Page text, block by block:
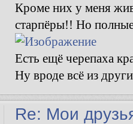
Кроме них у меня
старпёры!! Но
Есть ещё черепаха
Ну вроде всё из
Re: Мои